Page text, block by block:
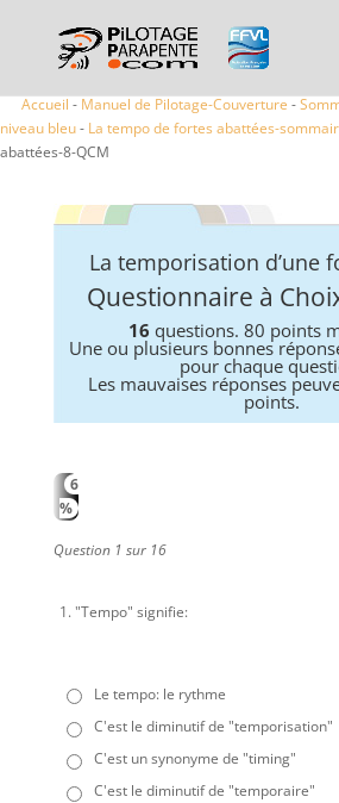
Accueil - Manuel de Pilotage-Couverture -
niveau bleu- La tempo de fortes abattées-
abattées-8-QCM
La temporisation d’une
Questionnaire à
16 questions. 80 points
Une ou plusieurs bonnes
pour chaque
Les mauvaises réponses
points.
6
%
Question 1 sur 16
1."Tempo" signifie:
Le tempo: le rythme
C'est le diminutif de "temporisation"
C'est un synonyme de "timing"
C'est le diminutif de "temporaire"